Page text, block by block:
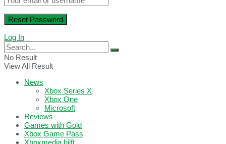
Log In
No Result
View All Result
News
Xbox Series X
Xbox One
Microsoft
Reviews
Games with Gold
Xbox Game Pass
Xboxmedia hilft